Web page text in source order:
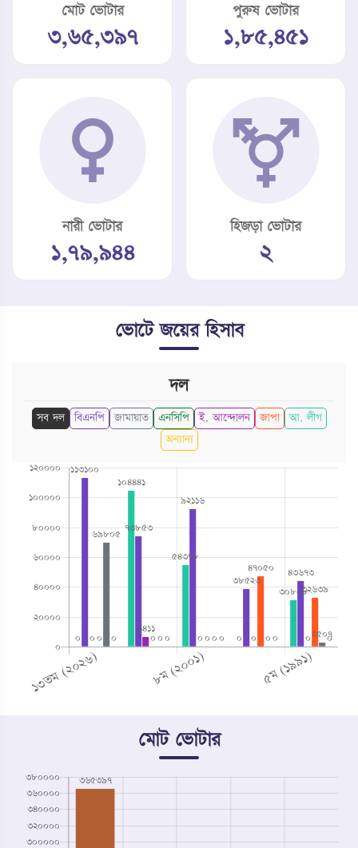
মোট ভোটার
৩,৬৫,৩৯৭
পুরুষ ভোটার
১,৮৫,৪৫১
নারী ভোটার
১,৭৯,৯৪৪
হিজড়া ভোটার
২
ভোটে জয়ের হিসাব
দল
সব দল বিএনপি জামায়াত এনসিপি ই. আন্দোলন জাপা আ. লীগ
অন্যান্য
মোট ভোটার